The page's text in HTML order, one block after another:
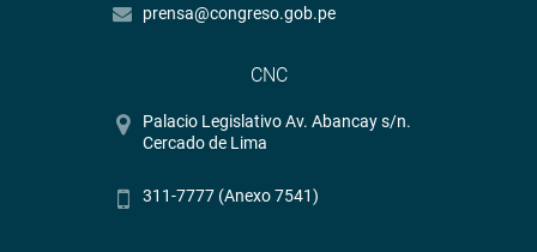
prensa@congreso.gob.pe
CNC
Palacio Legislativo Av. Abancay s/n.
Cercado de Lima
311-7777 (Anexo 7541)